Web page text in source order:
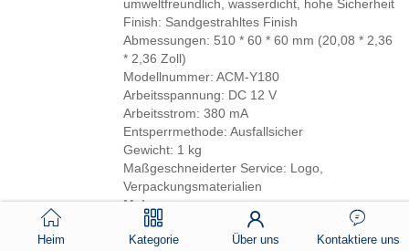
umweltfreundlich, wasserdicht, hohe Sicherheit
Finish: Sandgestrahltes Finish
Abmessungen: 510 * 60 * 60 mm (20,08 * 2,36
* 2,36 Zoll)
Modellnummer: ACM-Y180
Arbeitsspannung: DC 12 V
Arbeitsstrom: 380 mA
Entsperrmethode: Ausfallsicher
Gewicht: 1 kg
Maßgeschneiderter Service: Logo,
Verpackungsmaterialien
Mehr
Heim Kategorie Über uns Kontaktiere uns